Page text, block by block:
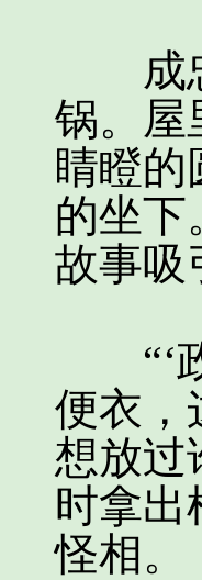
成忠
锅。屋
睛瞪
的坐下
故事吸
“‘政
便衣，
想放过
时拿出
怪相。